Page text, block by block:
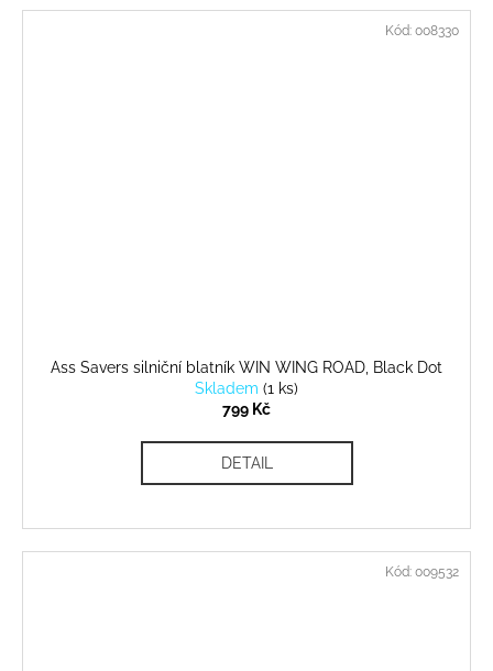
Ass Savers silniční blatník WIN WING ROAD, Black Dot
Skladem (1 ks)
799 Kč
DETAIL
Kód: 008330
Kód: 009532